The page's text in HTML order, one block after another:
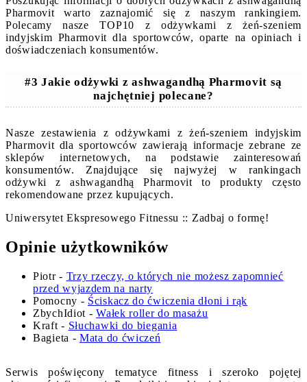
Pharmovit warto zaznajomić się z naszym rankingiem.
Polecamy nasze TOP10 z odżywkami z żeń-szeniem
indyjskim Pharmovit dla sportowców, oparte na opiniach i
doświadczeniach konsumentów.
#3 Jakie odżywki z ashwagandhą Pharmovit są
najchętniej polecane?
Nasze zestawienia z odżywkami z żeń-szeniem indyjskim
Pharmovit dla sportowców zawierają informacje zebrane ze
sklepów internetowych, na podstawie zainteresowań
konsumentów. Znajdujące się najwyżej w rankingach
odżywki z ashwagandhą Pharmovit to produkty często
rekomendowane przez kupujących.
Uniwersytet Ekspresowego Fitnessu :: Zadbaj o formę!
Opinie użytkowników
Piotr- Trzy rzeczy, o których nie możesz zapomnieć
przed wyjazdem na narty
Pomocny - Ściskacz do ćwiczenia dłoni i rąk
ZbychIdiot -Wałek roller do masażu
Kraft - Słuchawki do biegania
Bagieta -Mata do ćwiczeń
Serwis poświęcony tematyce fitness i szeroko pojętej